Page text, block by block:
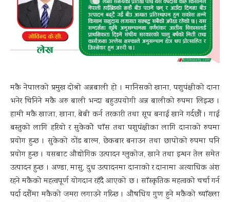
मकै नेपालको प्रमुख दोश्रो अन्नबाली हो । मानिसको खाना, पशुपंक्षीको दाना
भनेर चिनिने मकै अरु बाली भन्दा बहुउपयोगी अन्न बालीको रुपमा लिइन्छ ।
हामी मकै खाजा, खाना, बेबी कर्न तरकारी तथा सूप बनाई खाने गर्दछौं । गाई
बस्तुको लागि हरियो र सुकेकोे घाँस तथा पशुपंक्षीका लागि दानाको रुपमा
प्रयोग हुन्छ । सुकेको ढोंड बाल्न, छेकबार बनाउन तथा छापोको रुपमा पनि
प्रयोग हुन्छ । यसबाट औद्योगिक उत्पादन ग्लुकोज, खाने तथा इन्धन तेल समेत
उत्पादन हुन्छ । अण्डा, मासु, दुध उत्पादनमा दानाको र दानामा अत्याधिक अंश
रहने मकैको महत्वपूर्ण योगदान रहँदै आएको छ । साँस्कृतिक महत्वको चर्चा गर्न
पर्दा दशैंमा मकैको जमरा लगाउने गरिन्छ । औषधिय गुण हुने मकैको च्याँख्ला